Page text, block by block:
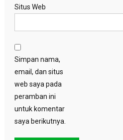
Situs Web
Simpan nama,
email, dan situs
web saya pada
peramban ini
untuk komentar
saya berikutnya.